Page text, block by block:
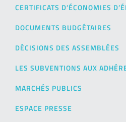
CERTIFICATS D’ÉCONOMIES
DOCUMENTS BUDGÉTAIRES
DÉCISIONS DES ASSEMBLÉES
LES SUBVENTIONS AUX
MARCHÉS PUBLICS
ESPACE PRESSE